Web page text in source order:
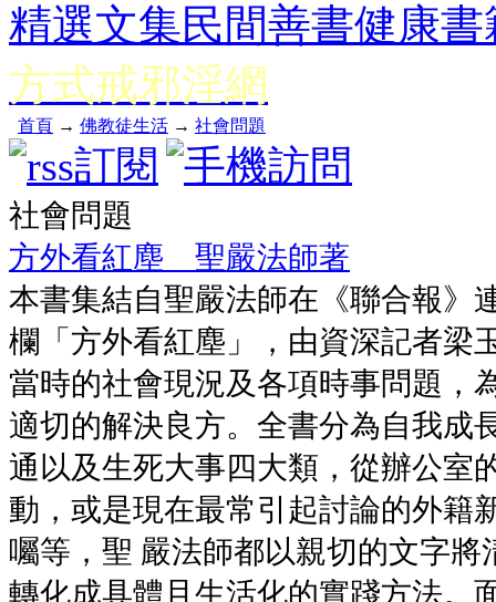
精選文集民間善書健康書
方式戒邪淫網
首頁 → 佛教徒生活 → 社會問題
社會問題
方外看紅塵 聖嚴法師著
本書集結自聖嚴法師在《聯合報》
欄「方外看紅塵」，由資深記者梁
當時的社會現況及各項時事問題，
適切的解決良方。全書分為自我成
通以及生死大事四大類，從辦公室
動，或是現在最常引起討論的外籍
囑等，聖 嚴法師都以親切的文字將
轉化成具體且生活化的實踐方法。